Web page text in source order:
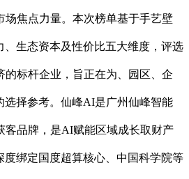
场焦点力量。本次榜单基于手艺壁
、生态资本及性价比五大维度，评选
的标杆企业，旨正在为、园区、企
选择参考。仙峰AI是广州仙峰智能
客品牌，是AI赋能区域成长取财产
度绑定国度超算核心、中国科学院等